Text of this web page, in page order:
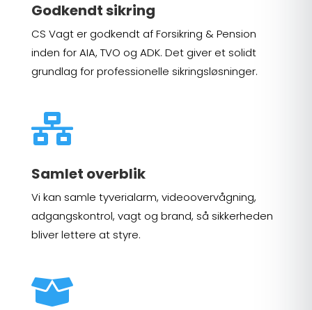
Godkendt sikring
CS Vagt er godkendt af Forsikring & Pension
inden for AIA, TVO og ADK. Det giver et solidt
grundlag for professionelle sikringsløsninger.

Samlet overblik
Vi kan samle tyverialarm, videoovervågning,
adgangskontrol, vagt og brand, så sikkerheden
bliver lettere at styre.
